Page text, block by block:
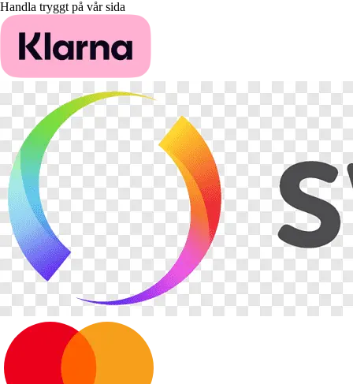
Handla tryggt på vår sida